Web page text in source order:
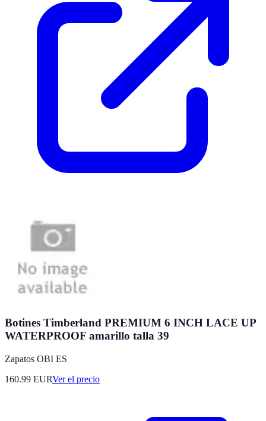
Botines Timberland PREMIUM 6 INCH LACE UP
WATERPROOF amarillo talla 39
Zapatos OBI ES
160.99 EURVer el precio